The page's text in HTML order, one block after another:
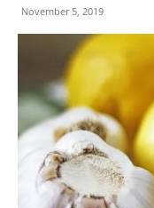
November 5, 2019